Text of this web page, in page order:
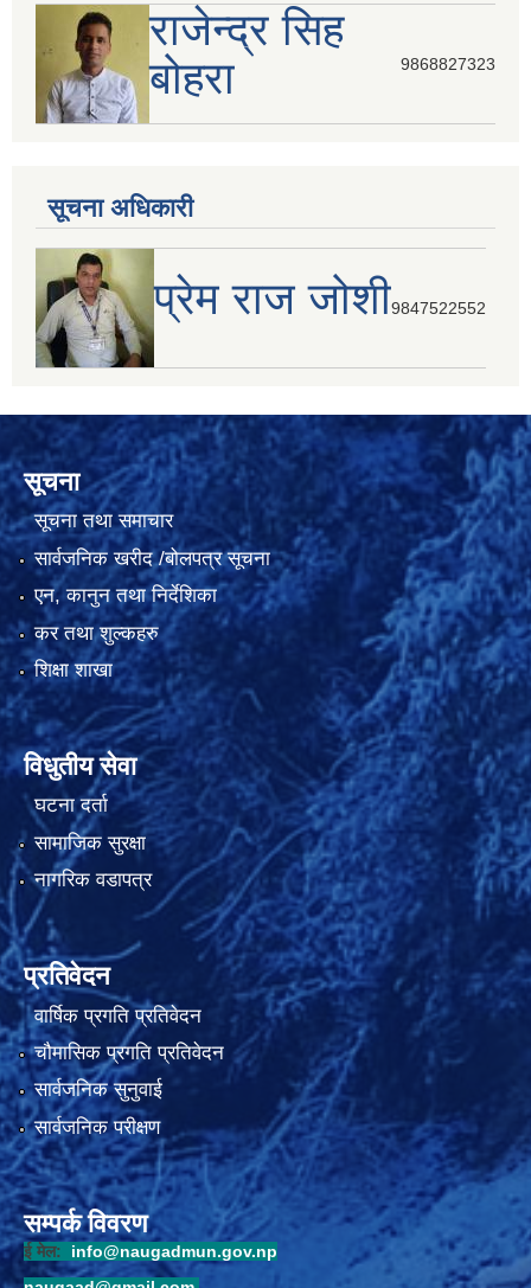
राजेन्द्र सिह
बोहरा
9868827323
सूचना अधिकारी
प्रेम राज जोशी9847522552
सूचना
सूचना तथा समाचार
सार्वजनिक खरीद /बोलपत्र सूचना
एन, कानुन तथा निर्देशिका
कर तथा शुल्कहरु
शिक्षा शाखा
विधुतीय सेवा
घटना दर्ता
सामाजिक सुरक्षा
नागरिक वडापत्र
प्रतिवेदन
वार्षिक प्रगति प्रतिवेदन
चौमासिक प्रगति प्रतिवेदन
सार्वजनिक सुनुवाई
सार्वजनिक परीक्षण
सम्पर्क विवरण
ई मेल: info@naugadmun.gov.np